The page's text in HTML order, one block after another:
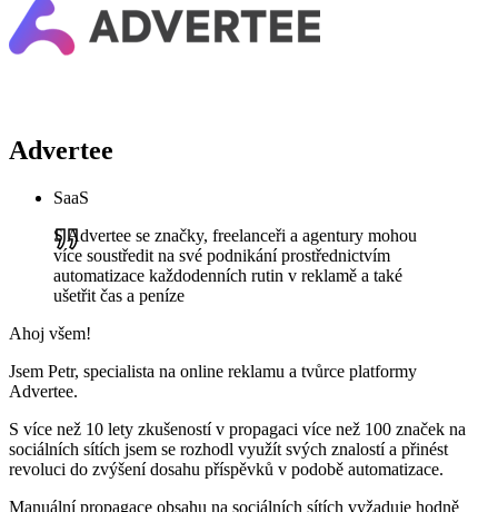
Advertee
SaaS
S Advertee se značky, freelanceři a agentury mohou
více soustředit na své podnikání prostřednictvím
automatizace každodenních rutin v reklamě a také
ušetřit čas a peníze
Ahoj všem!
Jsem Petr, specialista na online reklamu a tvůrce platformy
Advertee.
S více než 10 lety zkušeností v propagaci více než 100 značek na
sociálních sítích jsem se rozhodl využít svých znalostí a přinést
revoluci do zvýšení dosahu příspěvků v podobě automatizace.
Manuální propagace obsahu na sociálních sítích vyžaduje hodně